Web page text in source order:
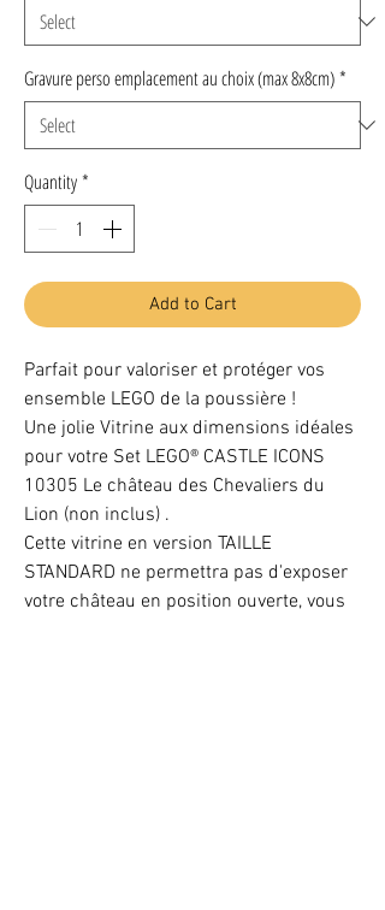
Gravure perso emplacement au choix (max 8x8cm)*
Quantity*
Add to Cart
Parfait pour valoriser et protéger vos
ensemble LEGO de la poussière !
Une jolie Vitrine aux dimensions idéales
pour votre Set LEGO® CASTLE ICONS
10305 Le château des Chevaliers du
Lion (non inclus) .
Cette vitrine en version TAILLE
STANDARD ne permettra pas d'exposer
votre château en position ouverte, vous